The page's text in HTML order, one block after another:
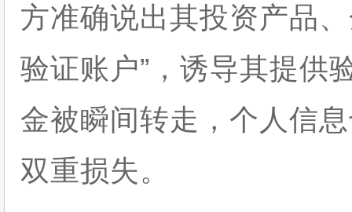
方准确说出其投资产品
验证账户”，诱导其提供
金被瞬间转走，个人信
双重损失。